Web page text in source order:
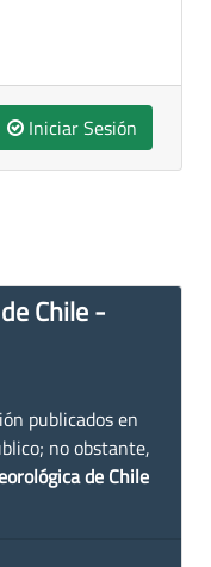
Iniciar Sesión
Chile -
publicados en
no obstante,
de Chile